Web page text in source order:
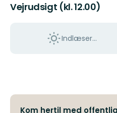
Vejrudsigt (kl. 12.00)
Indlæser...
Kom hertil med offentlig